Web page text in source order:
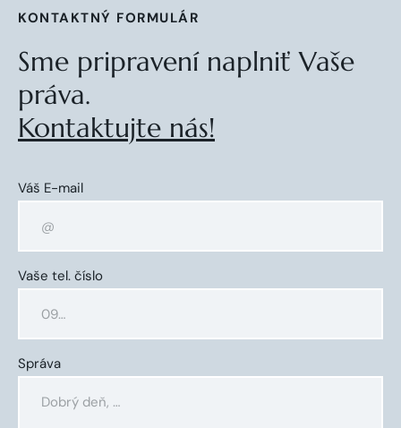
KONTAKTNÝ FORMULÁR
Sme pripravení naplniť Vaše
práva.
Kontaktujte nás!
Váš E-mail
Vaše tel. číslo
Správa